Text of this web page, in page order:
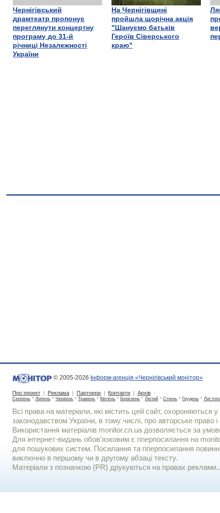
Чернігівський
драмтеатр пропонує
переглянути концертну
програму до 31-й
річниці Незалежності
України
На Чернігівщині
пройшла щорічна акція
"Шануємо батьків
Героїв Сіверського
краю"
© 2005-2026 Інформ-агенція «Чернігівський монітор»
Про проект | Реклама | Партнери | Контакти | Архів :
Серпень * Липень * Червень * Травень * Квітень * Березень * Лютий * Січень * Грудень *
Всі права на матеріали, які містить цей сайт, охороняються у
законодавством України, в тому числі, про авторське право і
Використання матерiалiв monitor.cn.ua дозволяється за
Для iнтернет-видань обов'язковим є гiперпосилання на
для пошукових систем. Посилання та гіперпосилання
виключно в першому чи в другому абзаці тексту.
Матеріали з позначкою (PR) друкуються на правах реклами..